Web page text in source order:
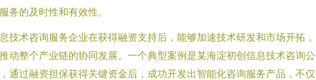
务的及时性和有效性。
技术咨询服务企业在获得融资支持后，能够加速技术研发和市场开拓
动整个产业链的协同发展。一个典型案例是某海淀初创信息技术咨询公
通过融资担保获得关键资金后，成功开发出智能化咨询服务产品，不